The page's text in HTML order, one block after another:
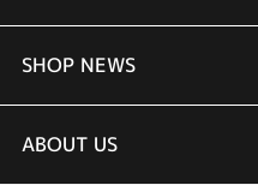
婚約指輪
結婚指輪
SHOP NEWS
TAKEUCHI BRIDAL金沢本店情報
ABOUT US